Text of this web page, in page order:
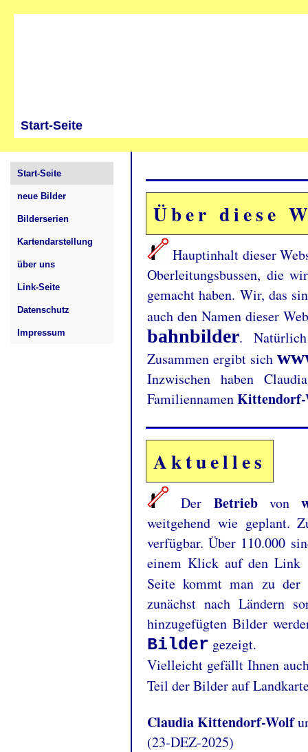
Start-Seite
Start-Seite
neue Bilder
Bilderserien
Kartendarstellung
über uns
Link-Seite
Datenschutz
Impressum
Über diese
Hauptinhalt dieser
Oberleitungsbussen, die
gemacht haben. Wir, das
auch den Namen dieser
bahnbilder.
Zusammen ergibt sich
Inzwischen haben
Familiennamen
Aktuelles
Der Betriebvon
weitgehend wie geplant.
verfügbar. Über 110.000
einem Klick auf den Link
Seite kommt man zu der
zunächst nach Ländern
hinzugefügten Bilder
Bilder gezeigt.
Vielleicht gefällt Ihnen
Teil der Bilder auf
Claudia Kittendorf-Wolf
(23-DEZ-2025)